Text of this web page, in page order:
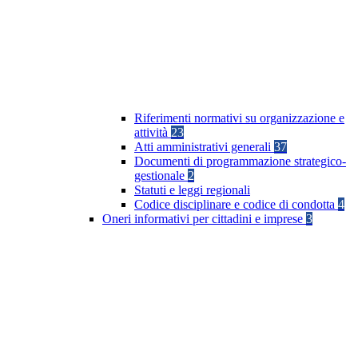
Riferimenti normativi su organizzazione e
attività 23
Atti amministrativi generali 37
Documenti di programmazione strategico-
gestionale 2
Statuti e leggi regionali
Codice disciplinare e codice di condotta 4
Oneri informativi per cittadini e imprese 3